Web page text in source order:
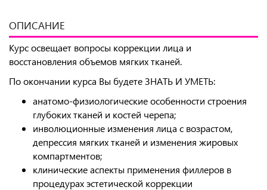
ОПИСАНИЕ
Курс освещает вопросы коррекции лица и
восстановления объемов мягких тканей.
По окончании курса Вы будете ЗНАТЬ И УМЕТЬ:
анатомо-физиологические особенности строения
глубоких тканей и костей черепа;
инволюционные изменения лица с возрастом,
депрессия мягких тканей и изменения жировых
компартментов;
клинические аспекты применения филлеров в
процедурах эстетической коррекции